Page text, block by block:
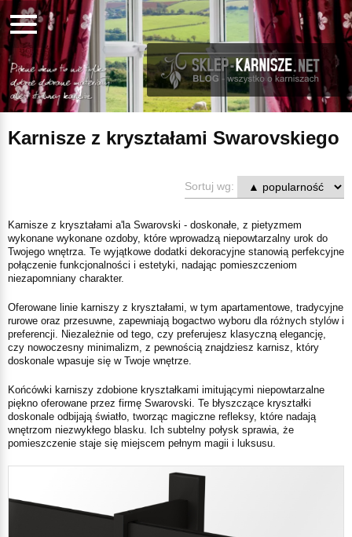
Karnisze z kryształami Swarovskiego
Sortuj wg:
Karnisze z kryształami a'la Swarovski - doskonałe, z pietyzmem
wykonane wykonane ozdoby, które wprowadzą niepowtarzalny urok do
Twojego wnętrza. Te wyjątkowe dodatki dekoracyjne stanowią perfekcyjne
połączenie funkcjonalności i estetyki, nadając pomieszczeniom
niezapomniany charakter.
Oferowane linie karniszy z kryształami, w tym apartamentowe, tradycyjne
rurowe oraz przesuwne, zapewniają bogactwo wyboru dla różnych stylów i
preferencji. Niezależnie od tego, czy preferujesz klasyczną elegancję,
czy nowoczesny minimalizm, z pewnością znajdziesz karnisz, który
doskonale wpasuje się w Twoje wnętrze.
Końcówki karniszy zdobione kryształkami imitującymi niepowtarzalne
piękno oferowane przez firmę Swarovski. Te błyszczące kryształki
doskonale odbijają światło, tworząc magiczne refleksy, które nadają
wnętrzom niezwykłego blasku. Ich subtelny połysk sprawia, że
pomieszczenie staje się miejscem pełnym magii i luksusu.